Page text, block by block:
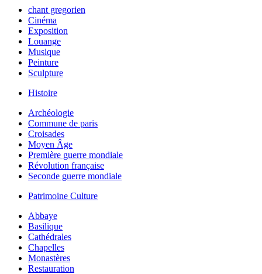
chant gregorien
Cinéma
Exposition
Louange
Musique
Peinture
Sculpture
Histoire
Archéologie
Commune de paris
Croisades
Moyen Âge
Première guerre mondiale
Révolution française
Seconde guerre mondiale
Patrimoine Culture
Abbaye
Basilique
Cathédrales
Chapelles
Monastères
Restauration